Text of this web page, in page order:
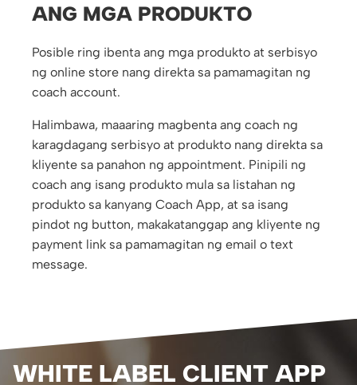
ANG MGA PRODUKTO
Posible ring ibenta ang mga produkto at serbisyo
ng online store nang direkta sa pamamagitan ng
coach account.
Halimbawa, maaaring magbenta ang coach ng
karagdagang serbisyo at produkto nang direkta sa
kliyente sa panahon ng appointment. Pinipili ng
coach ang isang produkto mula sa listahan ng
produkto sa kanyang Coach App, at sa isang
pindot ng button, makakatanggap ang kliyente ng
payment link sa pamamagitan ng email o text
message.
WHITE LABEL CLIENT APP